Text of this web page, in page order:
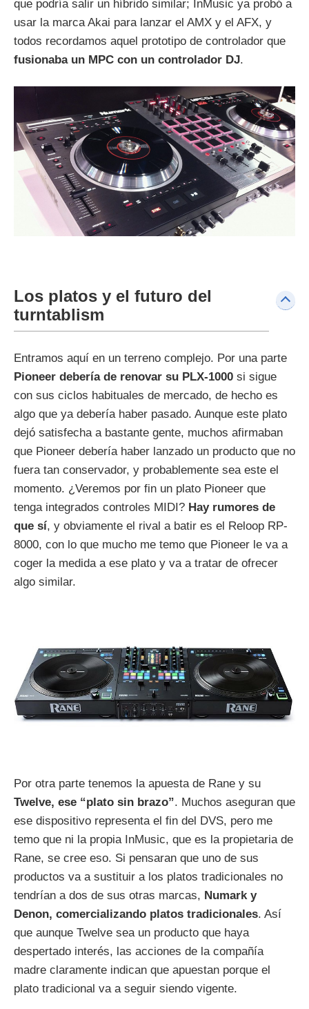
que podría salir un híbrido similar; InMusic ya probó a
usar la marca Akai para lanzar el AMX y el AFX, y
todos recordamos aquel prototipo de controlador que
fusionaba un MPC con un controlador DJ.
Los platos y el futuro del
turntablism
Entramos aquí en un terreno complejo. Por una parte
Pioneer debería de renovar su PLX-1000 si sigue
con sus ciclos habituales de mercado, de hecho es
algo que ya debería haber pasado. Aunque este plato
dejó satisfecha a bastante gente, muchos afirmaban
que Pioneer debería haber lanzado un producto que no
fuera tan conservador, y probablemente sea este el
momento. ¿Veremos por fin un plato Pioneer que
tenga integrados controles MIDI? Hay rumores de
que sí, y obviamente el rival a batir es el Reloop RP-
8000, con lo que mucho me temo que Pioneer le va a
coger la medida a ese plato y va a tratar de ofrecer
algo similar.
Por otra parte tenemos la apuesta de Rane y su
Twelve, ese “plato sin brazo”. Muchos aseguran que
ese dispositivo representa el fin del DVS, pero me
temo que ni la propia InMusic, que es la propietaria de
Rane, se cree eso. Si pensaran que uno de sus
productos va a sustituir a los platos tradicionales no
tendrían a dos de sus otras marcas, Numark y
Denon, comercializando platos tradicionales. Así
que aunque Twelve sea un producto que haya
despertado interés, las acciones de la compañía
madre claramente indican que apuestan porque el
plato tradicional va a seguir siendo vigente.